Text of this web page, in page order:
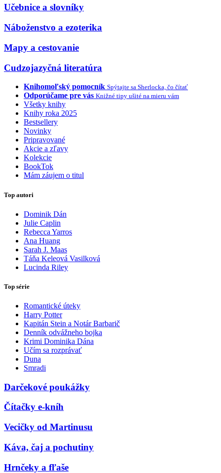
Učebnice a slovníky
Náboženstvo a ezoterika
Mapy a cestovanie
Cudzojazyčná literatúra
Knihomoľský pomocník Spýtajte sa Sherlocka, čo čítať
Odporúčame pre vás Knižné tipy ušité na mieru vám
Všetky knihy
Knihy roka 2025
Bestsellery
Novinky
Pripravované
Akcie a zľavy
Kolekcie
BookTok
Mám záujem o titul
Top autori
Dominik Dán
Julie Caplin
Rebecca Yarros
Ana Huang
Sarah J. Maas
Táňa Keleová Vasilková
Lucinda Riley
Top série
Romantické úteky
Harry Potter
Kapitán Stein a Notár Barbarič
Denník odvážneho bojka
Krimi Dominika Dána
Učím sa rozprávať
Duna
Smradi
Darčekové poukážky
Čítačky e-kníh
Vecičky od Martinusu
Káva, čaj a pochutiny
Hrnčeky a fľaše